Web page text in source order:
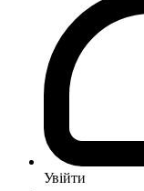
Увійти